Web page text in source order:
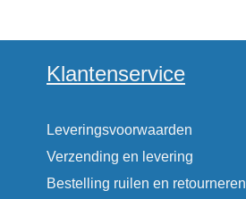
Klantenservice
Leveringsvoorwaarden
Verzending en levering
Bestelling ruilen en retourneren